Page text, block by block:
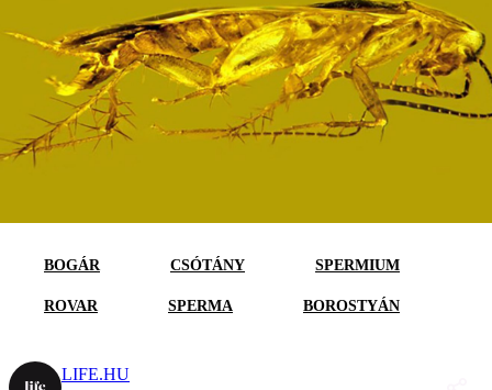
BOGÁR CSÓTÁNY SPERMIUM
ROVAR SPERMA BOROSTYÁN
LIFE.HU